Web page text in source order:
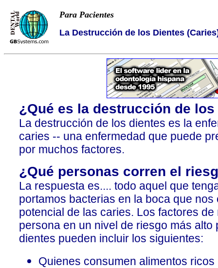
Para Pacientes
La Destrucción de los Dientes
¿Qué es la destrucción de
La destrucción de los dientes es la
caries -- una enfermedad que puede
por muchos factores.
¿Qué personas corren el
La respuesta es.... todo aquel que
portamos bacterias en la boca que
potencial de las caries. Los factores
persona en un nivel de riesgo más
dientes pueden incluir los siguientes:
Quienes consumen alimentos